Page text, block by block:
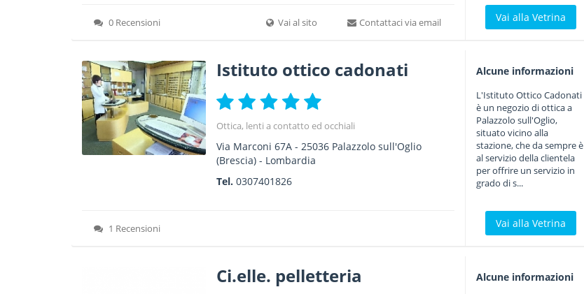
0 Recensioni Vai al sito Contattaci via email Vai alla Vetrina
Istituto ottico cadonati
Ottica, lenti a contatto ed occhiali
Via Marconi 67A -25036 Palazzolo sull'Oglio
(Brescia) - Lombardia
Tel.0307401826
1 Recensioni
Alcune informazioni
L'Istituto Ottico Cadonati
è un negozio di ottica a
Palazzolo sull'Oglio,
situato vicino alla
stazione, che da sempre è
al servizio della clientela
per offrire un servizio in
grado di s...
Vai alla Vetrina
Ci.elle. pelletteria Alcune informazioni